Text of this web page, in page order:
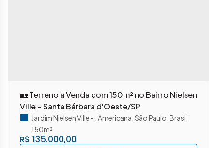
🏡 Terreno à Venda com 150m² no Bairro Nielsen
Ville – Santa Bárbara d'Oeste/SP
R$ 135.000,00
Jardim Nielsen Ville Americana São Paulo Brasil
150m²